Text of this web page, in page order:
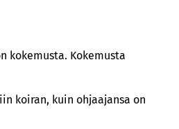
kokemusta. Kokemusta
koiran, kuin ohjaajansa on